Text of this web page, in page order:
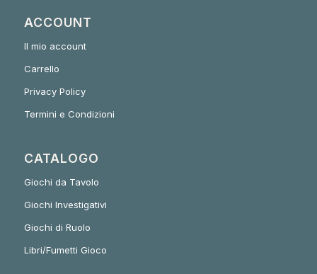
ACCOUNT
Il mio account
Carrello
Privacy Policy
Termini e Condizioni
CATALOGO
Giochi da Tavolo
Giochi Investigativi
Giochi di Ruolo
Libri/Fumetti Gioco